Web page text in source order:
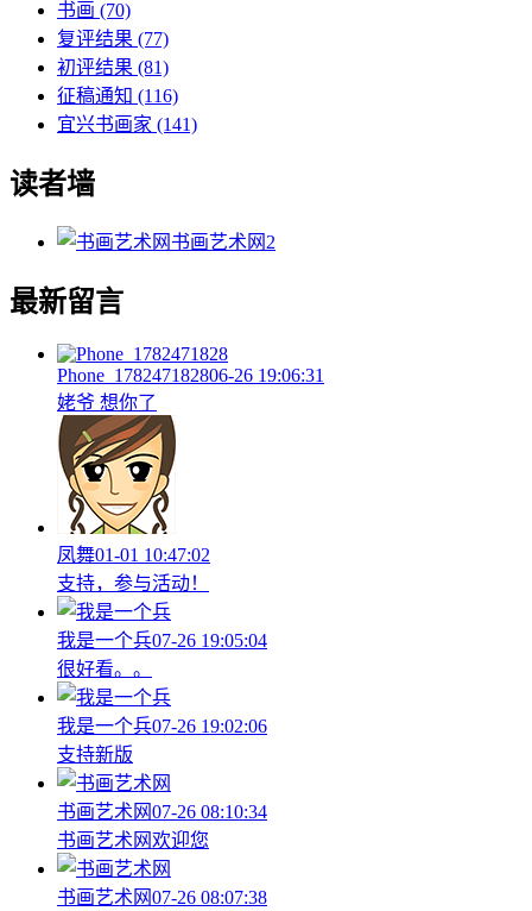
书画 (70)
复评结果 (77)
初评结果 (81)
征稿通知 (116)
宜兴书画家 (141)
读者墙
书画艺术网 2
最新留言
Phone_178247182806-26 19:06:31
姥爷 想你了
凤舞01-01 10:47:02
支持，参与活动！
我是一个兵07-26 19:05:04
很好看。。
我是一个兵07-26 19:02:06
支持新版
书画艺术网07-26 08:10:34
书画艺术网欢迎您
书画艺术网07-26 08:07:38